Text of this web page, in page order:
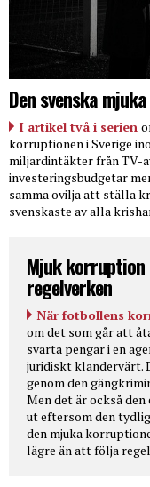
Den svenska
I artikel två i serien
korruptionen i Sverige
miljardintäkter från TV-
investeringsbudgetar
samma ovilja att ställa
svenskaste av alla
Mjuk
regelverken
När fotbollens
om det som går att
svarta pengar i en
juridiskt klandervärt.
genom den
Men det är också
ut eftersom den
den mjuka
lägre än att följa